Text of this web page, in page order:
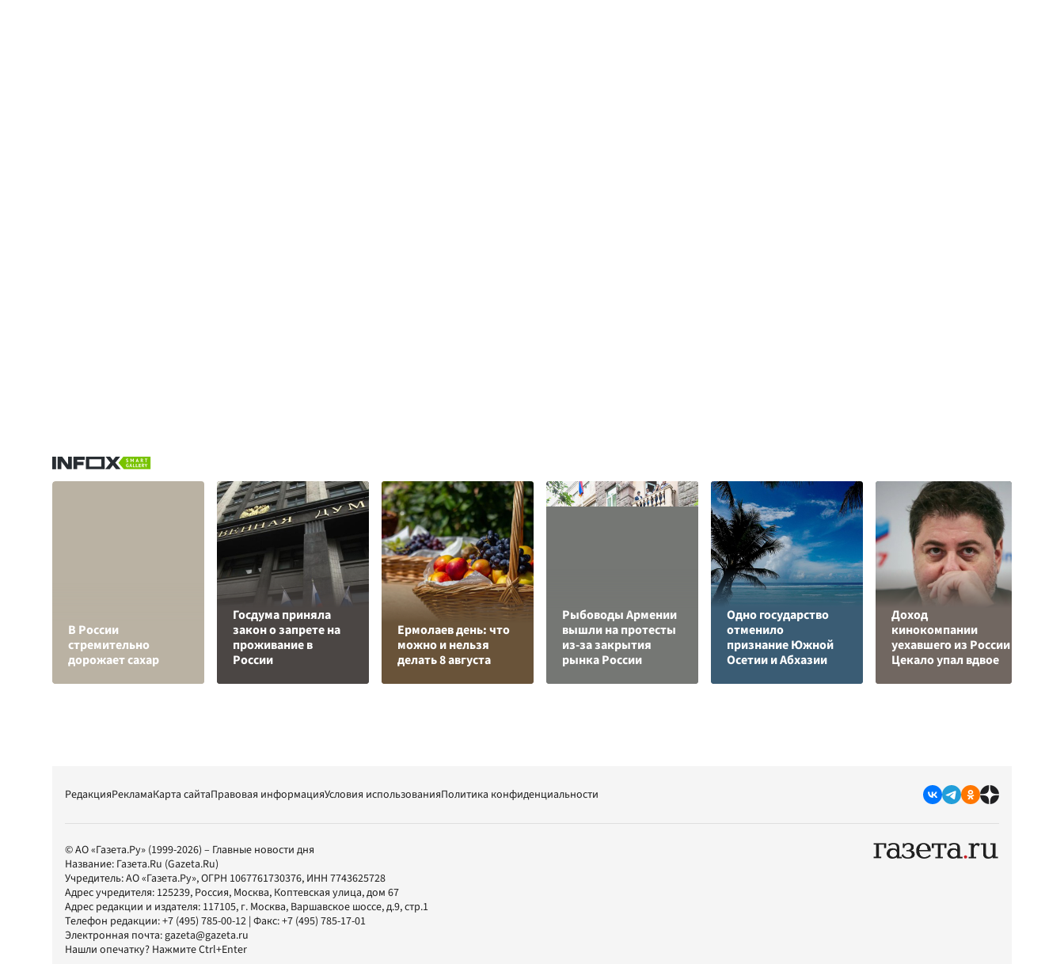
В России
стремительно
дорожает сахар
Госдума приняла
закон о запрете на
проживание в
России
Ермолаев день: что
можно и нельзя
делать 8 августа
Рыбоводы Армении
вышли на протесты
из-за закрытия
рынка России
Одно государство
отменило
признание Южной
Осетии и Абхазии
Доход
кинокомпании
уехавшего из России
Цекало упал вдвое
РедакцияРекламаКарта сайтаПравовая информацияУсловия использованияПолитика конфиденциальности
© АО «Газета.Ру» (1999-2026) – Главные новости дня
Название: Газета.Ru (Gazeta.Ru)
Учредитель:АО «Газета.Ру», ОГРН 1067761730376, ИНН 7743625728
Адрес учредителя: 125239, Россия, Москва, Коптевская улица, дом 67
Адрес редакции и издателя: 117105, г. Москва, Варшавское шоссе, д.9, стр.1
Телефон редакции:+7 (495) 785-00-12 | Факс:+7 (495) 785-17-01
Электронная почта:gazeta@gazeta.ru
Нашли опечатку? Нажмите Ctrl+Enter